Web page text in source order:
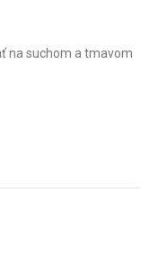
na suchom a tmavom